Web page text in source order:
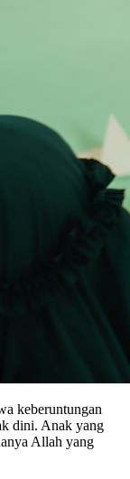
keberuntungan
dini. Anak yang
Allah yang